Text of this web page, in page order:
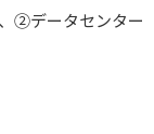
②データセンター